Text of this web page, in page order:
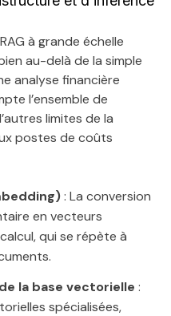
à grande échelle
au-delà de la simple
analyse financière
l’ensemble de
limites de la
postes de coûts
: La conversion
en vecteurs
qui se répète à
la base vectorielle :
spécialisées,